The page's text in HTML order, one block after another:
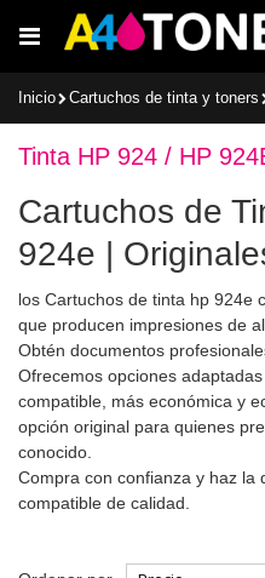
al
Inicio Cartuchos de tinta y toners
Tinta HP 924 / HP
Cartuchos de
924e |
los Cartuchos de tinta hp 924e
que producen impresiones de
Obtén documentos
Ofrecemos opciones
compatible, más económica y
opción original para quienes
conocido.
Compra con confianza y haz la
compatible de calidad.